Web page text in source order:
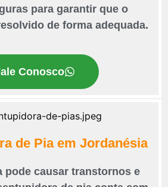
para garantir que o
de forma adequada.
Conosco
de Pia em Jordanésia
pode causar transtornos e